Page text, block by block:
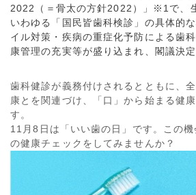
2022（＝骨太の方針2022）」※1で、
いわゆる「国民皆歯科検診」の具体的
イル対策・疾病の重症化予防による歯
康管理の充実等が盛り込まれ、閣議決定
歯科健診が義務付けされるとともに、
康とを関連づけ、「口」から始まる健
す。
11月8 日は「いい歯の日」です。この機
の健康チェックをしてみませんか？